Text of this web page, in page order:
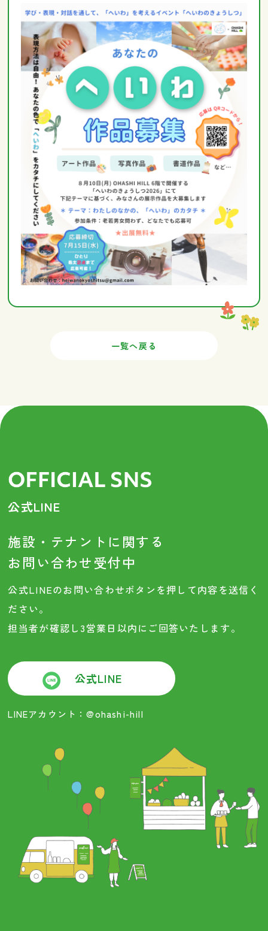
一覧へ戻る
公式LINE
施設・テナントに関する
お問い合わせ受付中
公式LINEのお問い合わせボタンを押して内容を送信く
ださい。
担当者が確認し3営業日以内にご回答いたします。
公式LINE
LINEアカウント：@ohashi-hill